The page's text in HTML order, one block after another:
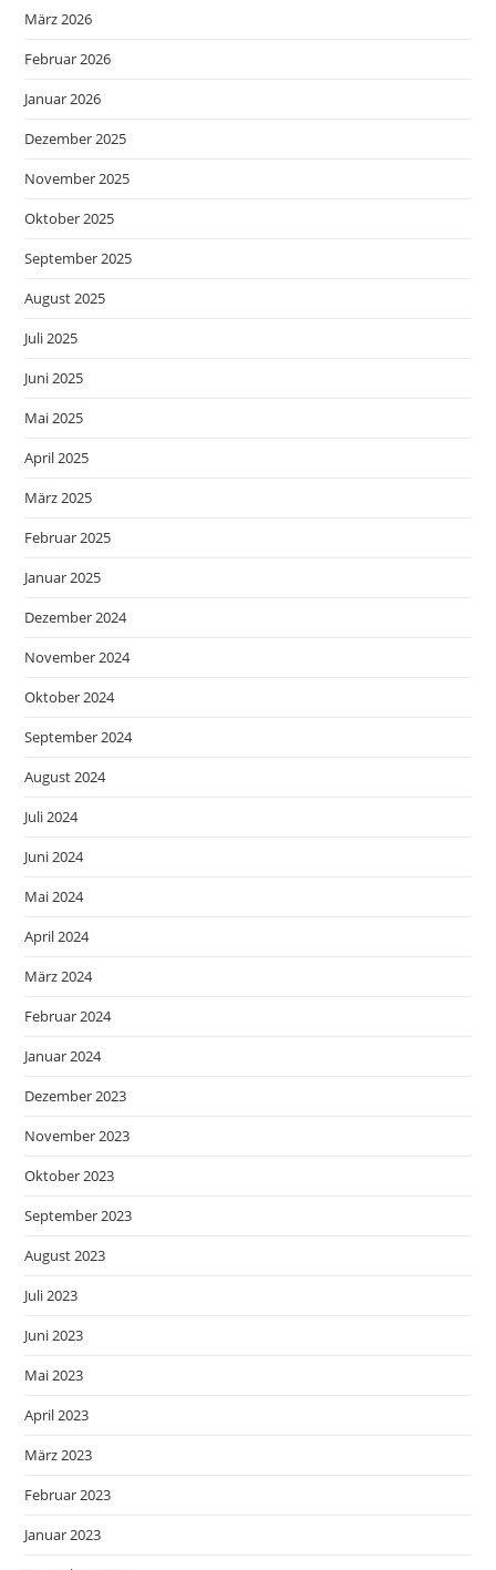
März 2026
Februar 2026
Januar 2026
Dezember 2025
November 2025
Oktober 2025
September 2025
August 2025
Juli 2025
Juni 2025
Mai 2025
April 2025
März 2025
Februar 2025
Januar 2025
Dezember 2024
November 2024
Oktober 2024
September 2024
August 2024
Juli 2024
Juni 2024
Mai 2024
April 2024
März 2024
Februar 2024
Januar 2024
Dezember 2023
November 2023
Oktober 2023
September 2023
August 2023
Juli 2023
Juni 2023
Mai 2023
April 2023
März 2023
Februar 2023
Januar 2023